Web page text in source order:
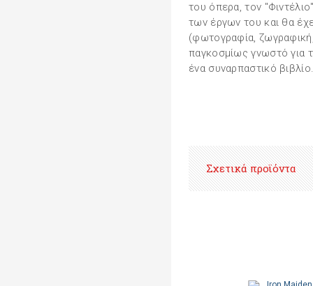
του όπερα, τον
των έργων του και θα
(φωτογραφία,
παγκοσμίως γνωστό για
ένα συναρπαστικό
Σχετικά προϊόντα